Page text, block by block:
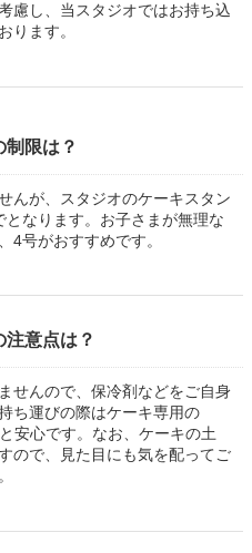
慮し、当スタジオではお持ち込
ります。
限は？
んが、スタジオのケーキスタン
となります。お子さまが無理な
4号がおすすめです。
意点は？
せんので、保冷剤などをご自身
ち運びの際はケーキ専用の
安心です。なお、ケーキの土
ので、見た目にも気を配ってご